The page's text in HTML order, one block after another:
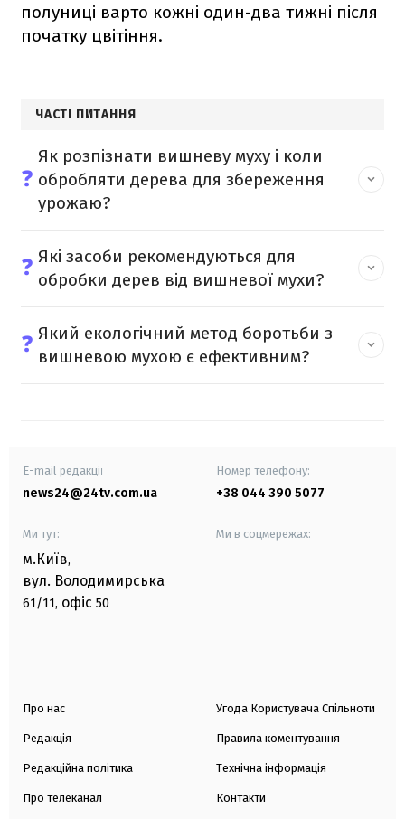
полуниці варто кожні один-два тижні після
початку цвітіння.
ЧАСТІ ПИТАННЯ
❓
Як розпізнати вишневу муху і коли
обробляти дерева для збереження
урожаю?
❓ Які засоби рекомендуються для
обробки дерев від вишневої мухи?
❓ Який екологічний метод боротьби з
вишневою мухою є ефективним?
E-mail редакції
news24@24tv.com.ua
Номер телефону:
+38 044 390 5077
Ми тут:
м.Київ,
вул. Володимирська
61/11, офіс 50
Ми в соцмережах:
Про нас
Редакція
Редакційна політика
Про телеканал
Угода Користувача Спільноти
Правила коментування
Технічна інформація
Контакти